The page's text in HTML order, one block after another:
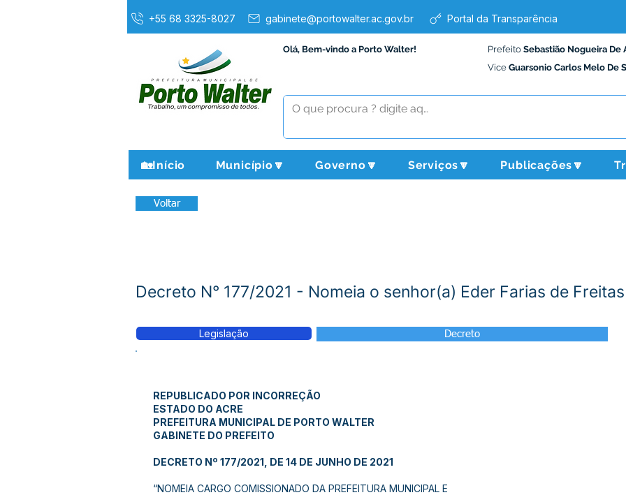
+55 68 3325-8027 gabinete@portowalter.ac.gov.br Portal da Transparência
Olá, Bem-vindo a Porto Walter! Prefeito Sebastião Nogueira De
Vice Guarsonio Carlos Melo De
🏡Início Município🔽 Governo🔽 Serviços🔽 Publicações🔽
Voltar
Decreto N° 177/2021 - Nomeia o senhor(a) Eder Farias de Freitas
Legislação Decreto
REPUBLICADO POR INCORREÇÃO
ESTADO DO ACRE
PREFEITURA MUNICIPAL DE PORTO WALTER
GABINETE DO PREFEITO
DECRETO Nº 177/2021, DE 14 DE JUNHO DE 2021
“NOMEIA CARGO COMISSIONADO DA PREFEITURA MUNICIPAL E